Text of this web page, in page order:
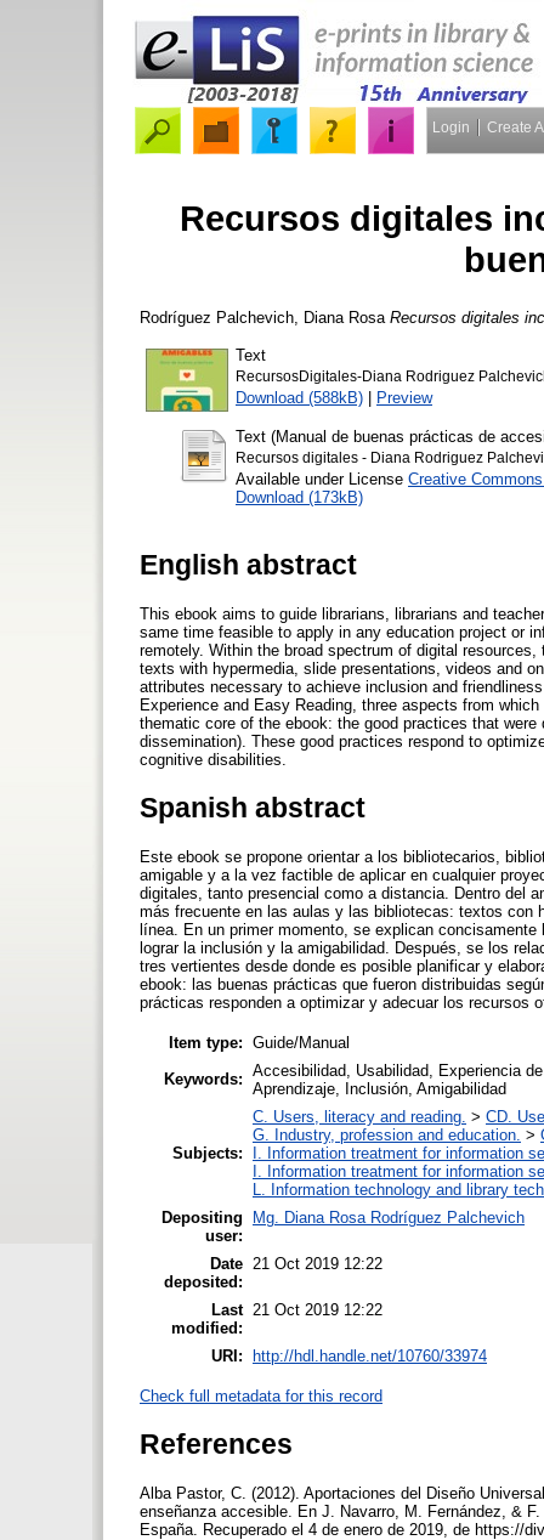
Login Create
Recursos digitales
Rodríguez Palchevich, Diana Rosa Recursos digitales
Text
RecursosDigitales-Diana Rodriguez
Download (588kB) | Preview
Text (Manual de buenas prácticas de
Recursos digitales - Diana Rodriguez
Available under License Creative
Download (173kB)
English abstract
This ebook aims to guide librarians, librarians and
same time feasible to apply in any education project or
remotely. Within the broad spectrum of digital
texts with hypermedia, slide presentations, videos and
attributes necessary to achieve inclusion and
Experience and Easy Reading, three aspects from
thematic core of the ebook: the good practices that
dissemination). These good practices respond to
cognitive disabilities.
Spanish abstract
Este ebook se propone orientar a los bibliotecarios,
amigable y a la vez factible de aplicar en cualquier
digitales, tanto presencial como a distancia. Dentro del
más frecuente en las aulas y las bibliotecas: textos con
línea. En un primer momento, se explican
lograr la inclusión y la amigabilidad. Después, se los
tres vertientes desde donde es posible planificar y
ebook: las buenas prácticas que fueron distribuidas
prácticas responden a optimizar y adecuar los
Item type: Guide/Manual
Keywords: Accesibilidad, Usabilidad, Experiencia
Aprendizaje, Inclusión, Amigabilidad
Subjects:
C. Users, literacy and reading. > CD.
G. Industry, profession and education. >
I. Information treatment for information
I. Information treatment for information
L. Information technology and library
Depositing
user:
Mg. Diana Rosa Rodríguez Palchevich
Date
deposited:
21 Oct 2019 12:22
Last
modified:
21 Oct 2019 12:22
URI: http://hdl.handle.net/10760/33974
Check full metadata for this record
References
Alba Pastor, C. (2012). Aportaciones del Diseño
enseñanza accesible. En J. Navarro, M. Fernández, &
España. Recuperado el 4 de enero de 2019, de https://